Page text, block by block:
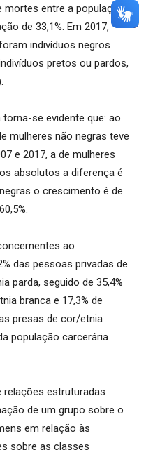
mortes entre a população
de 33,1%. Em 2017,
indivíduos negros
pretos ou pardos,
se evidente que: ao
mulheres não negras teve
e 2017, a de mulheres
absolutos a diferença é
o crescimento é de
ao
das pessoas privadas de
parda, seguido de 35,4%
branca e 17,3% de
presas de cor/etnia
população carcerária
relações estruturadas
de um grupo sobre o
em relação às
sobre as classes